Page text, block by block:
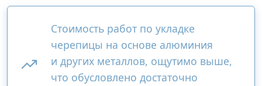
Стоимость работ по укладке
черепицы на основе алюминия
и других металлов, ощутимо выше,
что обусловлено достаточно